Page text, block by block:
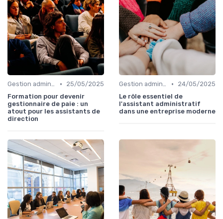
Gestion administrative •
25/05/2025
Formation pour devenir
gestionnaire de paie : un
atout pour les assistants de
direction
Gestion administrative •
24/05/2025
Le rôle essentiel de
l'assistant administratif
dans une entreprise moderne